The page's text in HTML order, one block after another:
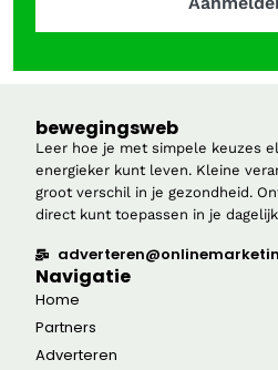
bewegingsweb
Leer hoe je met simpele keuzes
energieker kunt leven. Kleine
groot verschil in je gezondheid.
direct kunt toepassen in je
Navigatie
Home
Partners
Adverteren